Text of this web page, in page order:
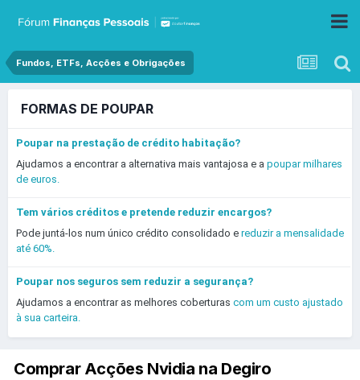
Fundos, ETFs, Acções e Obrigações
FORMAS DE POUPAR
Poupar na prestação de crédito habitação?
Ajudamos a encontrar a alternativa mais vantajosa e a poupar milhares
de euros.
Tem vários créditos e pretende reduzir encargos?
Pode juntá-los num único crédito consolidado e reduzir a mensalidade
até 60%.
Poupar nos seguros sem reduzir a segurança?
Ajudamos a encontrar as melhores coberturas com um custo ajustado
à sua carteira.
Comprar Acções Nvidia na Degiro